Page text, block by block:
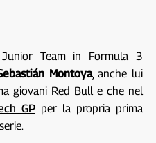
Team in Formula 3
Montoya, anche lui
giovani Red Bull e che nel
GP per la propria prima